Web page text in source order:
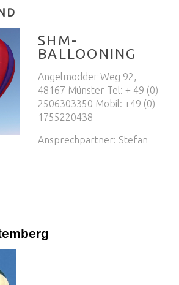
SHM-
BALLOONING
Angelmodder Weg 92,
48167 Münster Tel: + 49 (0)
2506303350 Mobil: +49 (0)
1755220438
Ansprechpartner: Stefan